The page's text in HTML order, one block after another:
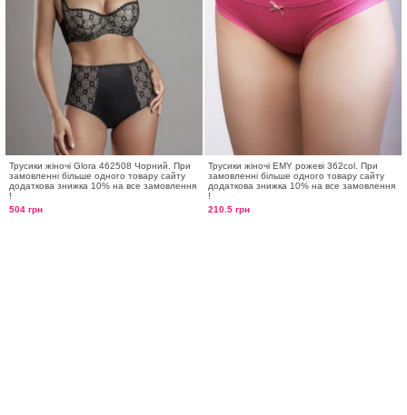
Трусики жіночі Glora 462508 Чорний. При
замовленні більше одного товару сайту
додаткова знижка 10% на все замовлення
!
504 грн
Трусики жіночі EMY рожеві 362col. При
замовленні більше одного товару сайту
додаткова знижка 10% на все замовлення
!
210.5 грн